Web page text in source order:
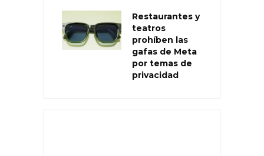
Restaurantes y
teatros
prohíben las
gafas de Meta
por temas de
privacidad